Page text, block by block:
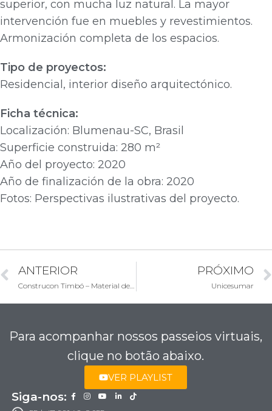
superior, con mucha luz natural. La mayor
intervención fue en muebles y revestimientos.
Armonización completa de los espacios.
Tipo de proyectos:
Residencial, interior diseño arquitectónico.
Ficha técnica:
Localización: Blumenau-SC, Brasil
Superficie construida: 280 m²
Año del proyecto: 2020
Año de finalización de la obra: 2020
Fotos: Perspectivas ilustrativas del proyecto.
ANTERIOR PRÓXIMO
Unicesumar
Para acompanhar nossos passeios virtuais,
clique no botão abaixo.
VER PLAYLIST
Siga-nos: